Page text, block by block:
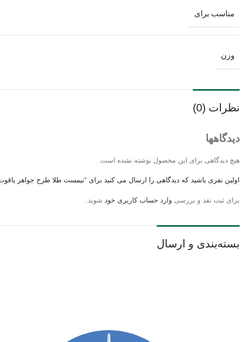
مناسب برای
وزن
نظرات (0)
دیدگاهها
هیچ دیدگاهی برای این محصول نوشته نشده است.
اولین نفری باشید که دیدگاهی را ارسال می کنید برای “نیمست طلا طرح جواهر
برای ثبت نقد و بررسی وارد حساب کاربری خود شوید.
بسته‌بندی و ارسال